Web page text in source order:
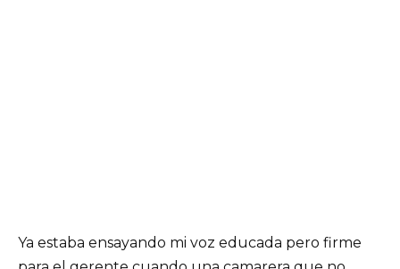
Ya estaba ensayando mi voz educada pero firme